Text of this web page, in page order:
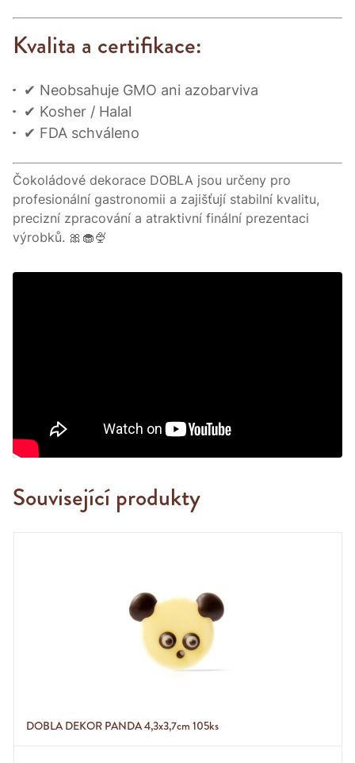
Kvalita a certifikace:
✔ Neobsahuje GMO ani azobarviva
✔ Kosher / Halal
✔ FDA schváleno
Čokoládové dekorace DOBLA jsou určeny pro
profesionální gastronomii a zajišťují stabilní kvalitu,
precizní zpracování a atraktivní finální prezentaci
výrobků. 🎀🧁🍨
Související produkty
DOBLA DEKOR PANDA 4,3x3,7cm 105ks